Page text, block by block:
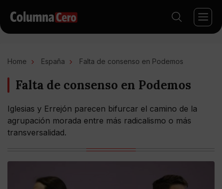
Home España Falta de consenso en Podemos
Falta de consenso en Podemos
Iglesias y Errejón parecen bifurcar el camino de la
agrupación morada entre más radicalismo o más
transversalidad.